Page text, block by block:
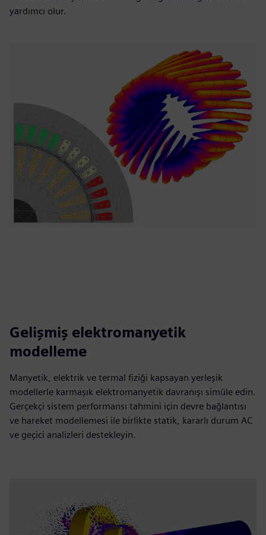
yardımcı olur.
Gelişmiş elektromanyetik
modelleme
Manyetik, elektrik ve termal fiziği kapsayan yerleşik
modellerle karmaşık elektromanyetik davranışı simüle edin.
Gerçekçi sistem performansı tahmini için devre bağlantısı
ve hareket modellemesi ile birlikte statik, kararlı durum AC
ve geçici analizleri destekleyin.